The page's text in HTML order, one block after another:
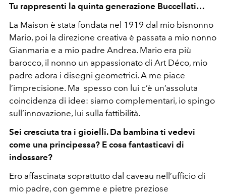
Tu rappresenti la quinta generazione Buccellati…
La Maison è stata fondata nel 1919 dal mio bisnonno
Mario, poi la direzione creativa è passata a mio nonno
Gianmaria e a mio padre Andrea. Mario era più
barocco, il nonno un appassionato di Art Déco, mio
padre adora i disegni geometrici. A me piace
l’imprecisione. Ma spesso con lui c’è un’assoluta
coincidenza di idee: siamo complementari, io spingo
sull’innovazione, lui sulla fattibilità.
Sei cresciuta tra i gioielli. Da bambina ti vedevi
come una principessa? E cosa fantasticavi di
indossare?
Ero affascinata soprattutto dal caveau nell’ufficio di
mio padre, con gemme e pietre preziose